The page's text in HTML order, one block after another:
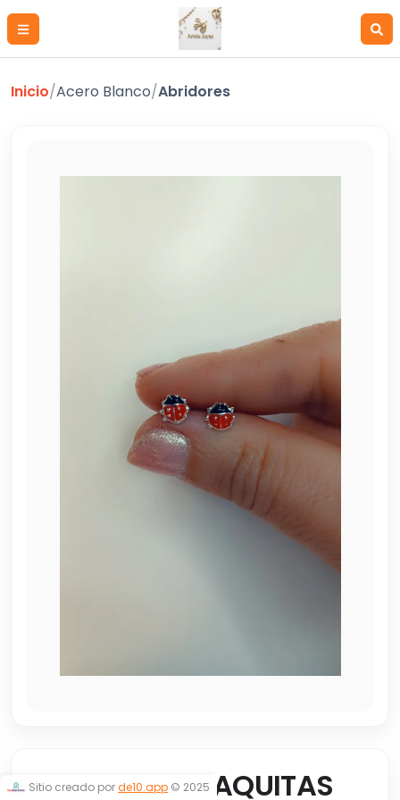
Inicio/Acero Blanco/Abridores
ABRIDORES VAQUITAS
Sitio creado porde10.app © 2025